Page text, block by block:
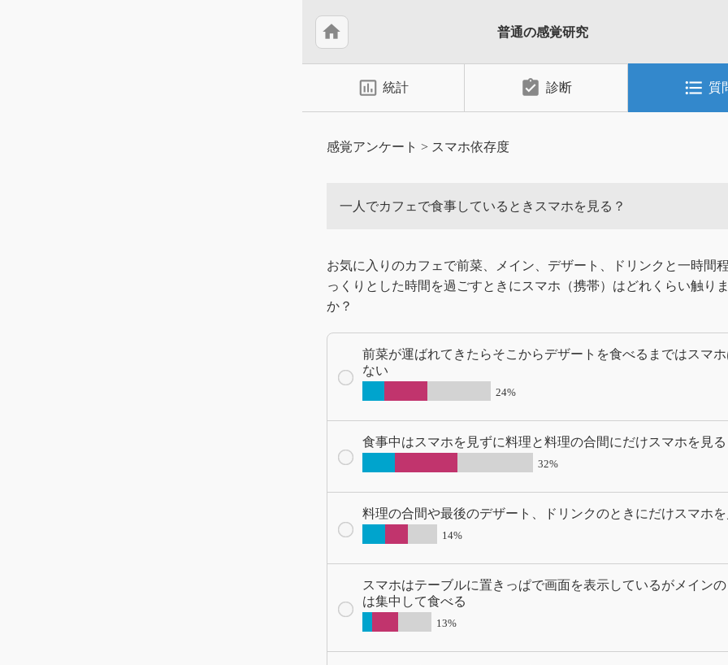
home 普通の感覚研究
insert_chart_outlined 統計 assignment_turned_in 診断 format_list_bulleted 質
感覚アンケート > スマホ依存度
一人でカフェで食事しているときスマホを見る？
お気に入りのカフェで前菜、メイン、デザート、ドリンクと一時間
っくりとした時間を過ごすときにスマホ（携帯）はどれくらい触り
か？
前菜が運ばれてきたらそこからデザートを食べるまではスマ
ない
24%
食事中はスマホを見ずに料理と料理の合間にだけスマホを見る
32%
料理の合間や最後のデザート、ドリンクのときにだけスマホ
14%
スマホはテーブルに置きっぱで画面を表示しているがメイン
は集中して食べる
13%